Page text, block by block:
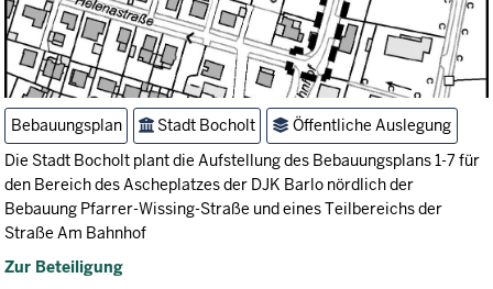
Bebauungsplan Stadt Bocholt
Öffentliche Auslegung
Die Stadt Bocholt plant die Aufstellung des Bebauungsplans 1-7 für
den Bereich des Ascheplatzes der DJK Barlo nördlich der
Bebauung Pfarrer-Wissing-Straße und eines Teilbereichs der
Straße Am Bahnhof
Zur Beteiligung